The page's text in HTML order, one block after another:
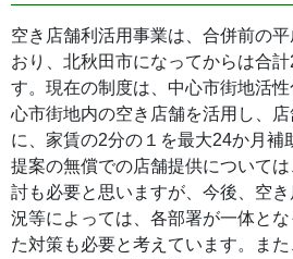
空き店舗利活用事業は、合併前の
おり、北秋田市になってからは合
す。現在の制度は、中心市街地活
心市街地内の空き店舗を活用し、
に、家賃の2分の１を最大24か月補
提案の無償での店舗提供について
討も必要と思いますが、今後、空
況等によっては、各部署が一体と
た対策も必要と考えています。ま